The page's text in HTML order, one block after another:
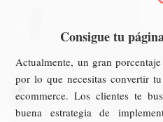
Consigue tu
Actualmente, un gran
por lo que necesitas convertir
ecommerce. Los clientes te
buena estrategia de